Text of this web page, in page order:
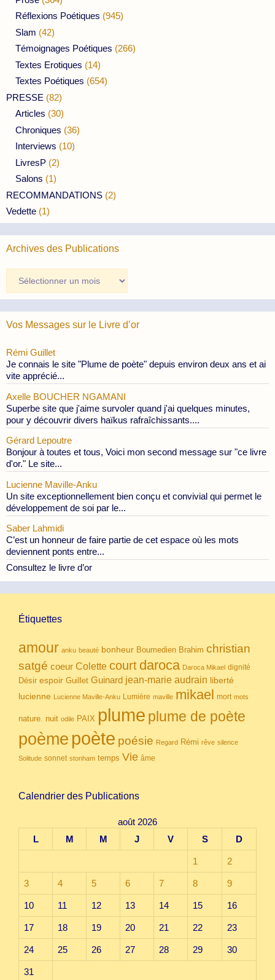
Réflexions Poétiques (945)
Slam (42)
Témoignages Poétiques (266)
Textes Erotiques (14)
Textes Poétiques (654)
PRESSE (82)
Articles (30)
Chroniques (36)
Interviews (10)
LivresP (2)
Salons (1)
RECOMMANDATIONS (2)
Vedette (1)
Archives des Publications
des
Publications
Vos Messages sur le Livre d’or
Rémi Guillet
Je connais le site "Plume de poète" depuis environ deux ans et ai
vite apprécié...
Axelle BOUCHER NGAMANI
Superbe site que j'aime survoler quand j'ai quelques minutes,
pour y découvrir divers haïkus rafraîchissants....
Gérard Lepoutre
Bonjour à toutes et tous, Voici mon second message sur "ce livre
d'or." Le site...
Lucienne Maville-Anku
Un site exceptionnellement bien conçu et convivial qui permet le
développement de soi par le...
Saber Lahmidi
C’est un honneur de faire partie de cet espace où les mots
deviennent ponts entre...
Consultez le livre d’or
Étiquettes
amour anku beauté bonheur Boumedien Brahim christian
satgé coeur Colette court daroca Daroca Mikael dignité
Désir espoir Guillet Guinard jean-marie audrain liberté
lucienne Lucienne Maville-Anku Lumière maville mikael mort mots
nature. nuit odile PAIX plume plume de poète
poème poète poésie Regard Rémi rêve silence
Solitude sonnet stonham temps Vie âme
Calendrier des Publications
août 2026
L
M M J V S D
1 2
3 4 5 6 7 8 9
10 11 12 13 14 15 16
17 18 19 20 21 22 23
24 25 26 27 28 29 30
31